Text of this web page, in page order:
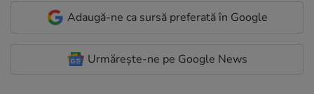
Adaugă-ne ca sursă preferată în Google
Urmărește-ne pe Google News